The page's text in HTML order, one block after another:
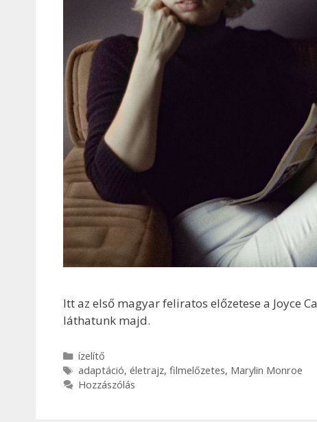
Itt az első magyar feliratos előzetese a Joyce
láthatunk majd.
Kategória
ízelítő
Címkék
adaptáció, életrajz, filmelőzetes, Marylin Monroe
Hozzászólás